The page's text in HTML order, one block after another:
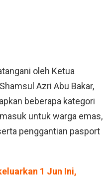
oleh Ketua
Azri Abu Bakar,
beberapa kategori
untuk warga emas,
penggantian pasport
1 Jun Ini,